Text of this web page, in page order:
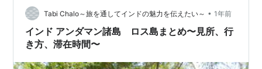
ミャンマーやタイから行った方が距離的には近いです。
（ただ一応インドなので、日本から行く場合は、本土の
何処かで一度入国する必要があ…
Tabi Chalo～旅を通してインドの魅力を伝えたい～ • 1年前
インド アンダマン諸島 ロス島まとめ〜見所、行
き方、滞在時間〜